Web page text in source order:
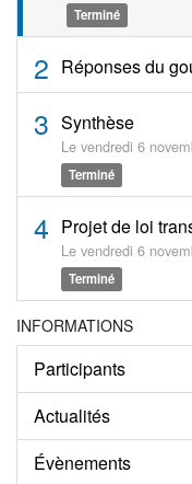
Terminé
2 Réponses du
3 Synthèse
Le vendredi 6
Terminé
4 Projet de loi
Le vendredi 6
Terminé
INFORMATIONS
Participants
Actualités
Évènements